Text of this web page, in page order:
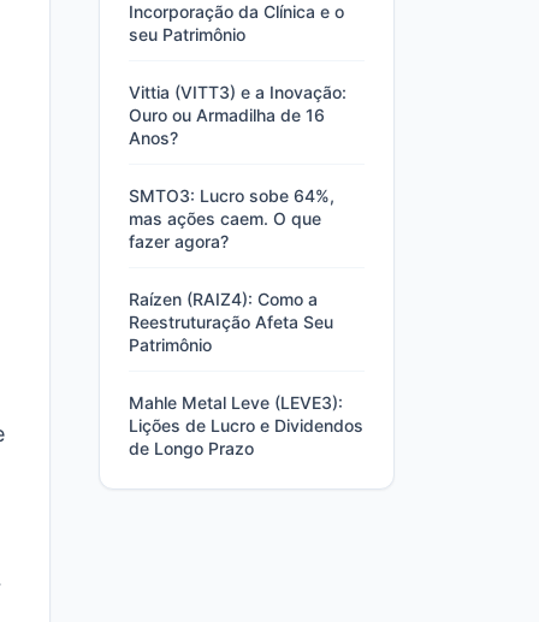
Incorporação da Clínica e o
seu Patrimônio
Vittia (VITT3) e a Inovação:
Ouro ou Armadilha de 16
Anos?
SMTO3: Lucro sobe 64%,
mas ações caem. O que
fazer agora?
Raízen (RAIZ4): Como a
Reestruturação Afeta Seu
Patrimônio
Mahle Metal Leve (LEVE3):
Lições de Lucro e Dividendos
de Longo Prazo